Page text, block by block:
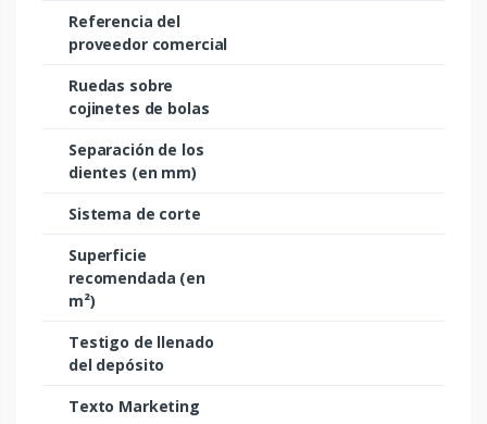
Referencia del
proveedor comercial
Ruedas sobre
cojinetes de bolas
Separación de los
dientes (en mm)
Sistema de corte
Superficie
recomendada (en
m²)
Testigo de llenado
del depósito
Texto Marketing